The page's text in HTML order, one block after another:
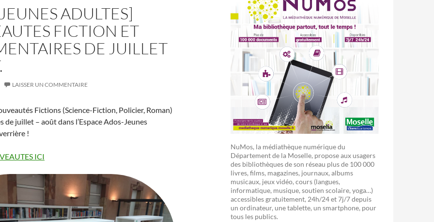
ADULTES]
FICTION ET
DE JUILLET
LAISSER UN COMMENTAIRE
Fictions (Science-Fiction, Policier, Roman)
de juillet – août dans l’Espace Ados-Jeunes
!
ICI
NuMos, la médiathèque numérique du
Département de la Moselle, propose aux usagers
des bibliothèques de son réseau plus de 100 000
livres, films, magazines, journaux, albums
musicaux, jeux vidéo, cours (langues,
informatique, musique, soutien scolaire, yoga…)
accessibles gratuitement, 24h/24 et 7j/7 depuis
un ordinateur, une tablette, un smartphone, pour
tous les publics.